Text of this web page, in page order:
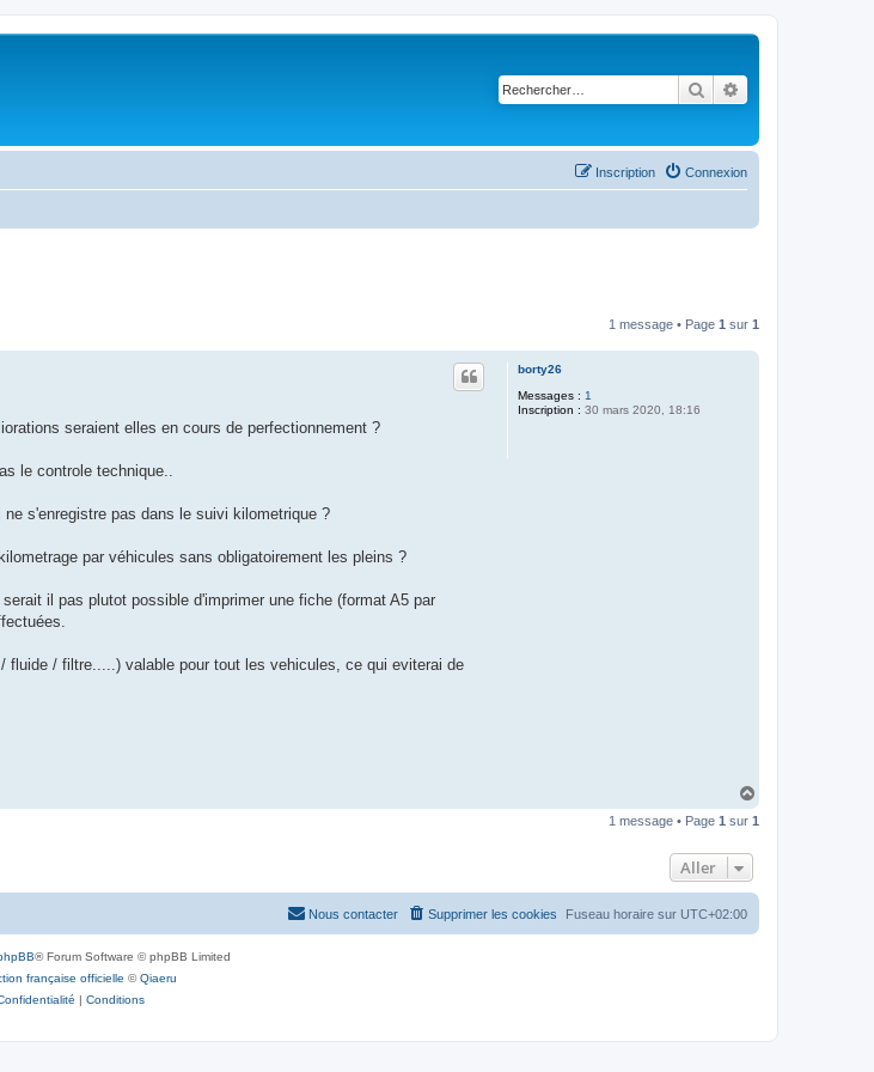
Rechercher
Connexion
Inscription
1 message • Page 1 sur 1
borty26
Messages : 1
Inscription : 30 mars 2020, 18:16
seraient elles en cours de perfectionnement ?
le controle technique..
s'enregistre pas dans le suivi kilometrique ?
par véhicules sans obligatoirement les pleins ?
il pas plutot possible d'imprimer une fiche (format A5 par
/ filtre.....) valable pour tout les vehicules, ce qui eviterai de
u
1 message • Page 1 sur 1
Aller
Fuseau horaire sur UTC+02:00
Supprimer les cookies
Nous contacter
® Forum Software © phpBB Limited
française officielle ©Qiaeru
| Conditions